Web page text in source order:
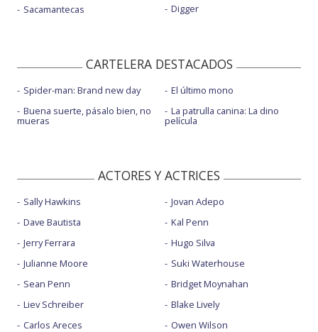
Sacamantecas
Digger
CARTELERA DESTACADOS
Spider-man: Brand new day
Buena suerte, pásalo bien, no
mueras
El último mono
La patrulla canina: La dino
película
ACTORES Y ACTRICES
Sally Hawkins
Dave Bautista
Jerry Ferrara
Julianne Moore
Sean Penn
Liev Schreiber
Carlos Areces
Jovan Adepo
Kal Penn
Hugo Silva
Suki Waterhouse
Bridget Moynahan
Blake Lively
Owen Wilson